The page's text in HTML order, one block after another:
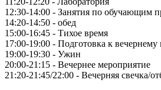
12:30-14:00 - Занятия по обучающим
14:20-14:50 - обед
15:00-16:45 - Тихое время
17:00-19:00 - Подготовка к
19:00-19:30 - Ужин
20:00-21:15 - Вечернее мероприятие
21:20-21:45/22:00 - Вечерняя свечка/